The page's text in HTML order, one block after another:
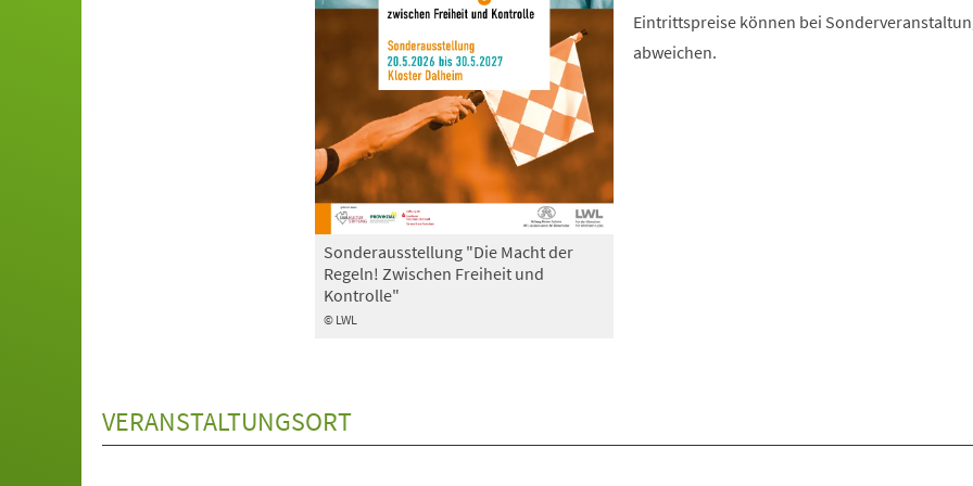
© LWL
Sonderausstellung "Die Macht der
Regeln! Zwischen Freiheit und
Kontrolle"
Eintrittspreise können bei
abweichen.
VERANSTALTUNGSORT